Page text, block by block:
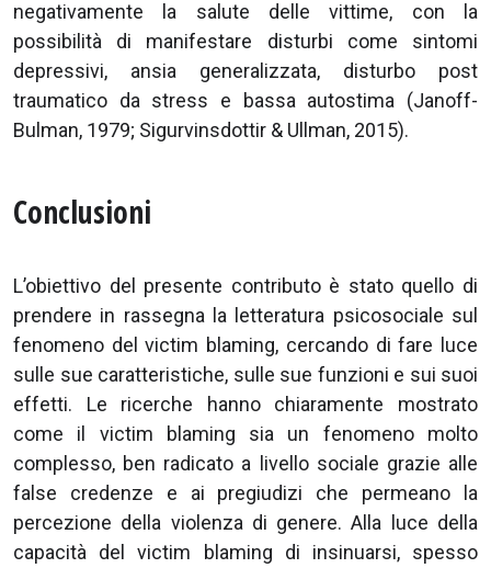
negativamente la salute delle vittime, con la
possibilità di manifestare disturbi come sintomi
depressivi, ansia generalizzata, disturbo post
traumatico da stress e bassa autostima (Janoff-
Bulman, 1979; Sigurvinsdottir & Ullman, 2015).
Conclusioni
L’obiettivo del presente contributo è stato quello di
prendere in rassegna la letteratura psicosociale sul
fenomeno del victim blaming, cercando di fare luce
sulle sue caratteristiche, sulle sue funzioni e sui suoi
effetti. Le ricerche hanno chiaramente mostrato
come il victim blaming sia un fenomeno molto
complesso, ben radicato a livello sociale grazie alle
false credenze e ai pregiudizi che permeano la
percezione della violenza di genere. Alla luce della
capacità del victim blaming di insinuarsi, spesso